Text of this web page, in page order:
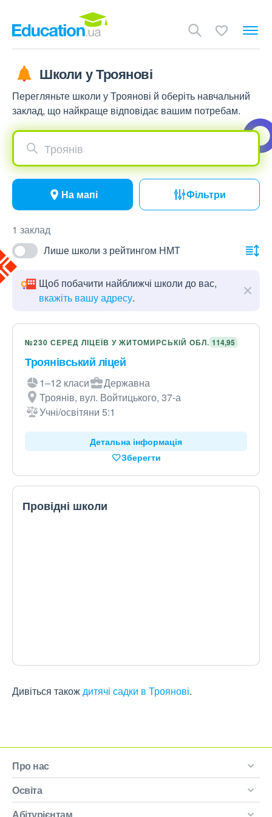
Школи у Троянові
Перегляньте школи у Троянові й оберіть навчальний
заклад, що найкраще відповідає вашим потребам.
Троянів
На мапі Фільтри
1 заклад
Лише школи з рейтингом НМТ
Щоб побачити найближчі школи до вас,
вкажіть вашу адресу.
№230 СЕРЕД ЛІЦЕЇВ У ЖИТОМИРСЬКІЙ ОБЛ. 114,95
Троянівський ліцей
1–12 класи
Державна
Троянів, вул. Войтицького, 37-а
Учні/освітяни 5:1
Детальна інформація
Зберегти
Провідні школи
Дивіться такождитячі садки в Троянові.
Про нас
Освіта